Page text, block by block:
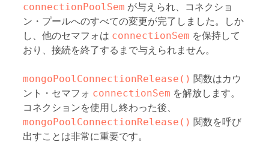
connectionPoolSem が与えられ、コネクショ
ン・プールへのすべての変更が完了しました。しか
し、他のセマフォは connectionSem を保持して
おり、接続を終了するまで与えられません。
mongoPoolConnectionRelease() 関数はカウ
ント・セマフォ connectionSem を解放します。
コネクションを使用し終わった後、
mongoPoolConnectionRelease() 関数を呼び
出すことは非常に重要です。